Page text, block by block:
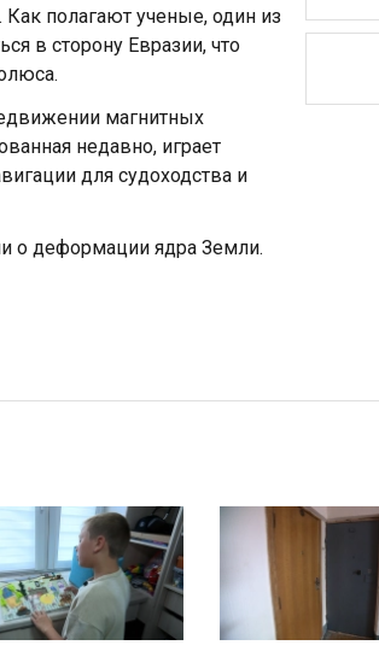
полагают ученые, один из
в сторону Евразии, что
магнитных
недавно, играет
для судоходства и
о деформации ядра Земли.